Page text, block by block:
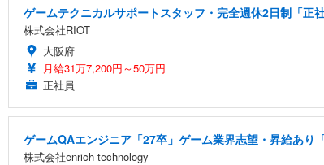
ゲームテクニカルサポートスタッフ・完全週休2日制「正
株式会社RIOT
大阪府
月給31万7,200円～50万円
正社員
ゲームQAエンジニア「27卒」ゲーム業界志望・昇給あり
株式会社enrich technology